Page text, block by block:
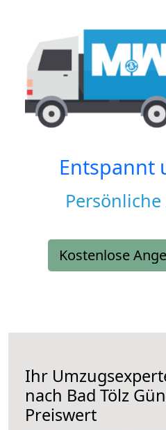
Entspannt
Kostenlose
Ihr
nach Bad Tölz
Preiswert